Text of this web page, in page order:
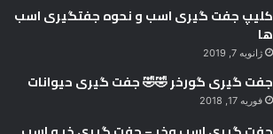
کلیپ جفت گیری اسب و نحوه جفتگیری اسب
ها
ژانویه 7, 2019
جفت گیری گورخر 🤣🤣 جفت گیری حیوانات
فوریه 17, 2018